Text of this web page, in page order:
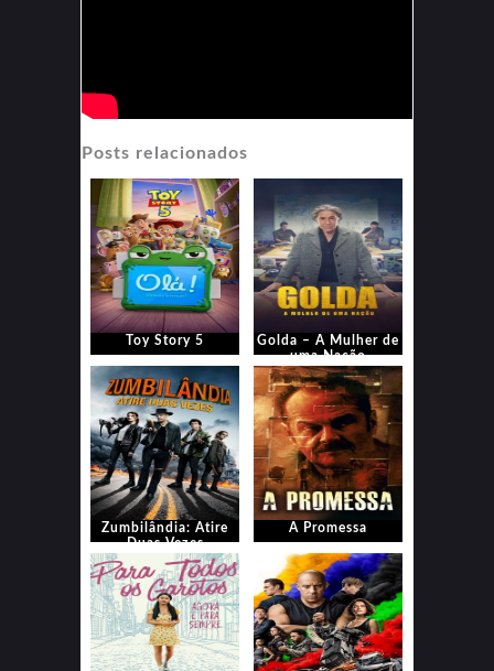
Posts relacionados
Toy Story 5
Golda – A Mulher de
uma Nação
Zumbilândia: Atire
Duas Vezes
A Promessa